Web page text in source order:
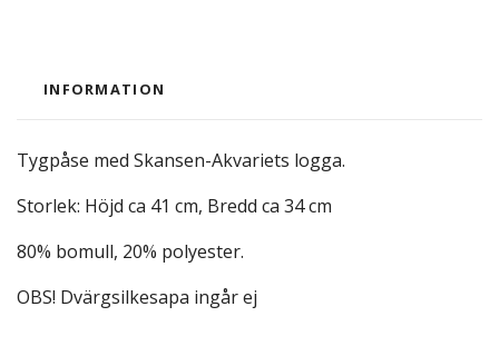
INFORMATION
Tygpåse med Skansen-Akvariets logga.
Storlek: Höjd ca 41 cm, Bredd ca 34 cm
80% bomull, 20% polyester.
OBS! Dvärgsilkesapa ingår ej